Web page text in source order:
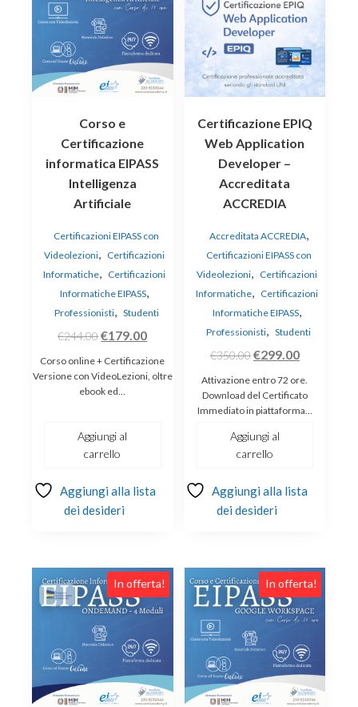
Corso e
Certificazione
informatica EIPASS
Intelligenza
Artificiale
Certificazioni EIPASS con
Videolezioni, Certificazioni
Informatiche, Certificazioni
Informatiche EIPASS,
Professionisti, Studenti
€244.00Il
prezzo
originale
era:
€179.00Il
prezzo
attuale
Corso online + Certificazione
Versione con VideoLezioni, oltre
ebook ed…
Aggiungi al
carrello
Aggiungi alla lista
dei desideri
Certificazione EPIQ
Web Application
Developer –
Accreditata
ACCREDIA
Accreditata ACCREDIA,
Certificazioni EIPASS con
Videolezioni, Certificazioni
Informatiche, Certificazioni
Informatiche EIPASS,
Professionisti, Studenti
€350.00Il
prezzo
originale
era:
€350.00.
€299.00Il
attuale
è:
Attivazione entro 72 ore.
Download del Certificato
Immediato in piattaforma…
Aggiungi al
carrello
Aggiungi alla lista
dei desideri
In offerta! In offerta!